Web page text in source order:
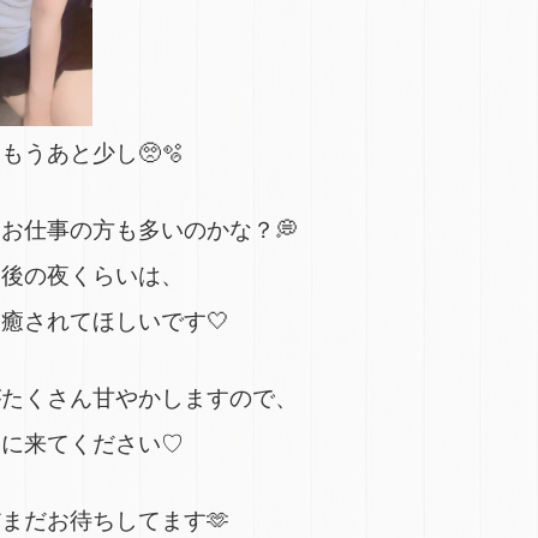
うあと少し🥺🫧
仕事の方も多いのかな？💭
の夜くらいは、
されてほしいです🤍
くさん甘やかしますので、
来てください♡
だお待ちしてます🫶